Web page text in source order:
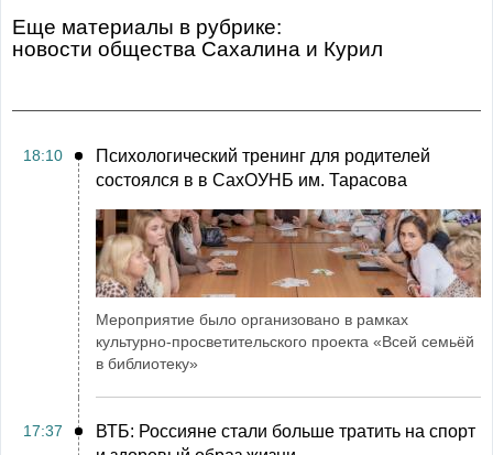
Еще материалы в рубрике:
Новости общества Сахалина и Курил
18:10
Психологический тренинг для родителей
состоялся в в СахОУНБ им. Тарасова
Мероприятие было организовано в рамках
культурно-просветительского проекта «Всей семьёй
в библиотеку»
17:37
ВТБ: Россияне стали больше тратить на спорт